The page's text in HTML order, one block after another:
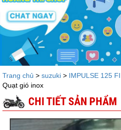
Trang chủ > suzuki > IMPULSE 125 FI
Quạt gió inox
CHI TIẾT SẢN PHẨM